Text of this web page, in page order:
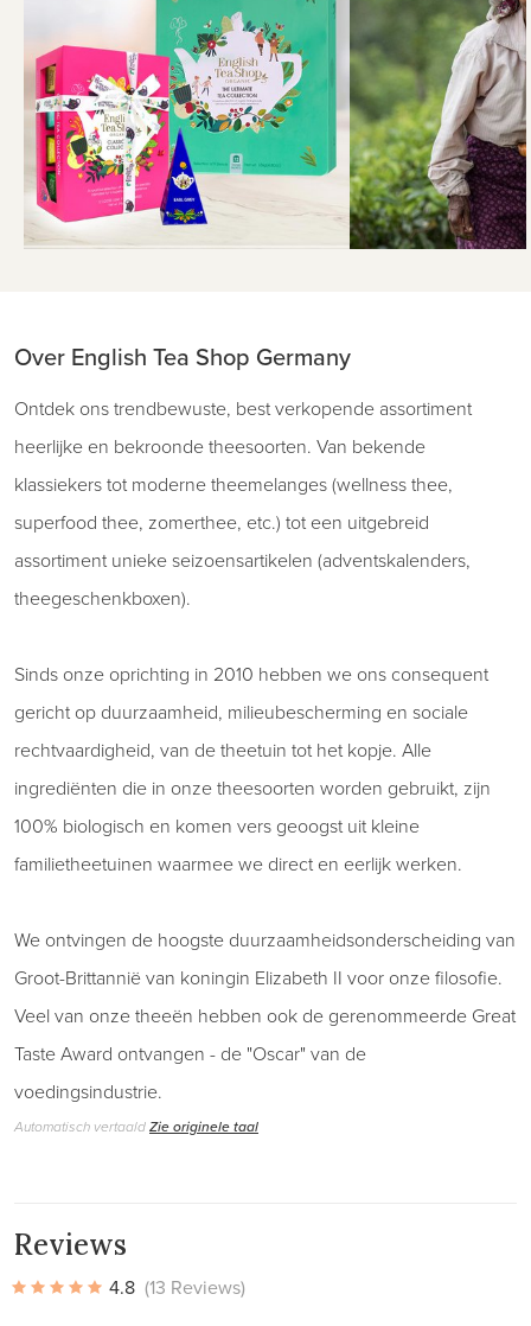
Over English Tea Shop Germany
Ontdek ons ​​trendbewuste, best verkopende assortiment
heerlijke en bekroonde theesoorten. Van bekende
klassiekers tot moderne theemelanges (wellness thee,
superfood thee, zomerthee, etc.) tot een uitgebreid
assortiment unieke seizoensartikelen (adventskalenders,
theegeschenkboxen).
Sinds onze oprichting in 2010 hebben we ons consequent
gericht op duurzaamheid, milieubescherming en sociale
rechtvaardigheid, van de theetuin tot het kopje. Alle
ingrediënten die in onze theesoorten worden gebruikt, zijn
100% biologisch en komen vers geoogst uit kleine
familietheetuinen waarmee we direct en eerlijk werken.
We ontvingen de hoogste duurzaamheidsonderscheiding van
Groot-Brittannië van koningin Elizabeth II voor onze filosofie.
Veel van onze theeën hebben ook de gerenommeerde Great
Taste Award ontvangen - de "Oscar" van de
voedingsindustrie.
Automatisch vertaaldZie originele taal
Reviews
4.8 (13 Reviews)